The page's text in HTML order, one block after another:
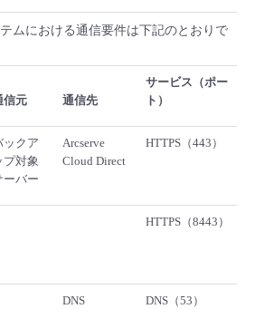
ムにおける通信要件は下記のとおりで
信元 通信先
サービス（ポー
ト）
ックア
プ対象
ーバー
Arcserve
Cloud Direct
HTTPS（443）
HTTPS（8443）
DNS DNS（53）